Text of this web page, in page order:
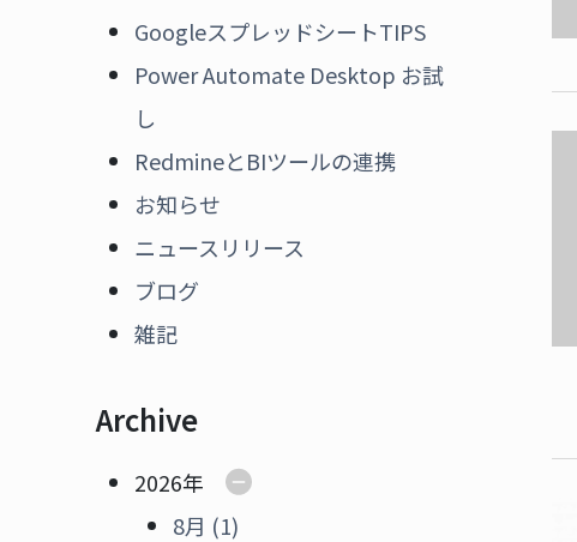
GoogleスプレッドシートTIPS
Power Automate Desktop お試
し
RedmineとBIツールの連携
お知らせ
ニュースリリース
ブログ
雑記
Archive
2026年
8月 (1)